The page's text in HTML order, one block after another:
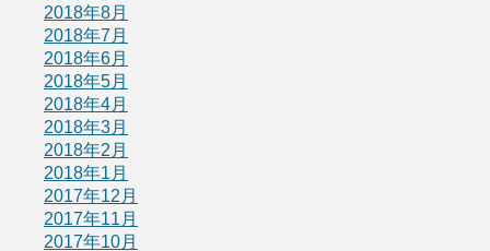
2018年8月
2018年7月
2018年6月
2018年5月
2018年4月
2018年3月
2018年2月
2018年1月
2017年12月
2017年11月
2017年10月